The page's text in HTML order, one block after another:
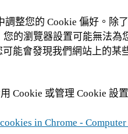
調整您的 Cookie 偏好。除
的瀏覽器設置可能無法
能會發現我們網站上的
Cookie 或管理 Cookie 設
in Chrome -